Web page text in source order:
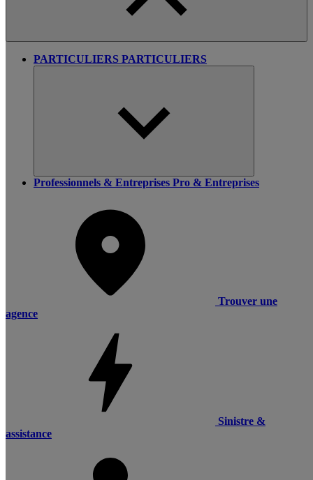
PARTICULIERS PARTICULIERS
Professionnels & Entreprises Pro & Entreprises
Trouver une
agence
Sinistre &
assistance